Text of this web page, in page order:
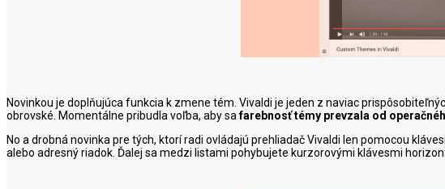
Novinkou je doplňujúca funkcia k zmene tém. Vivaldi je jeden z naviac
obrovské. Momentálne pribudla voľba, aby safarebnosť témy prevzala od
No a drobná novinka pre tých, ktorí radi ovládajú prehliadač Vivaldi len pomocou
alebo adresný riadok. Ďalej sa medzi listami pohybujete kurzorovými klávesmi